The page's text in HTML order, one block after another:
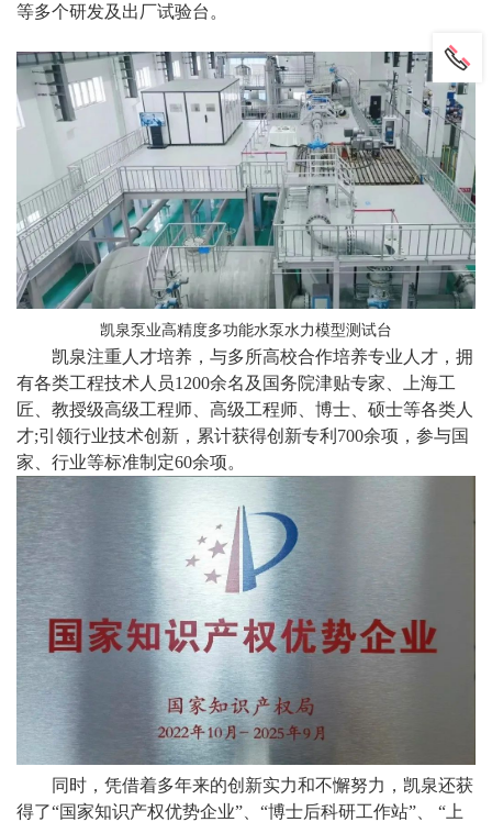
等多个研发及出厂试验台。
凯泉泵业高精度多功能水泵水力模型测试台
凯泉注重人才培养，与多所高校合作培养专业人才，拥
有各类工程技术人员1200余名及国务院津贴专家、上海工
匠、教授级高级工程师、高级工程师、博士、硕士等各类人
才;引领行业技术创新，累计获得创新专利700余项，参与国
家、行业等标准制定60余项。
同时，凭借着多年来的创新实力和不懈努力，凯泉还获
得了“国家知识产权优势企业”、“博士后科研工作站”、 “上